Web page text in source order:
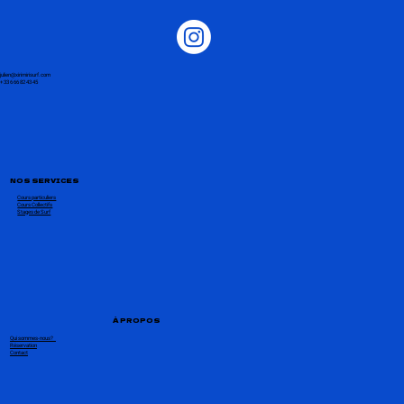
julien@xirimirisurf.com
+ 33 6 66 82 43 45
NOS SERVICES
Cours particuliers
Cours Collectifs
Stages de Surf
À PROPOS
Qui sommes-nous?
Réservation
Contact